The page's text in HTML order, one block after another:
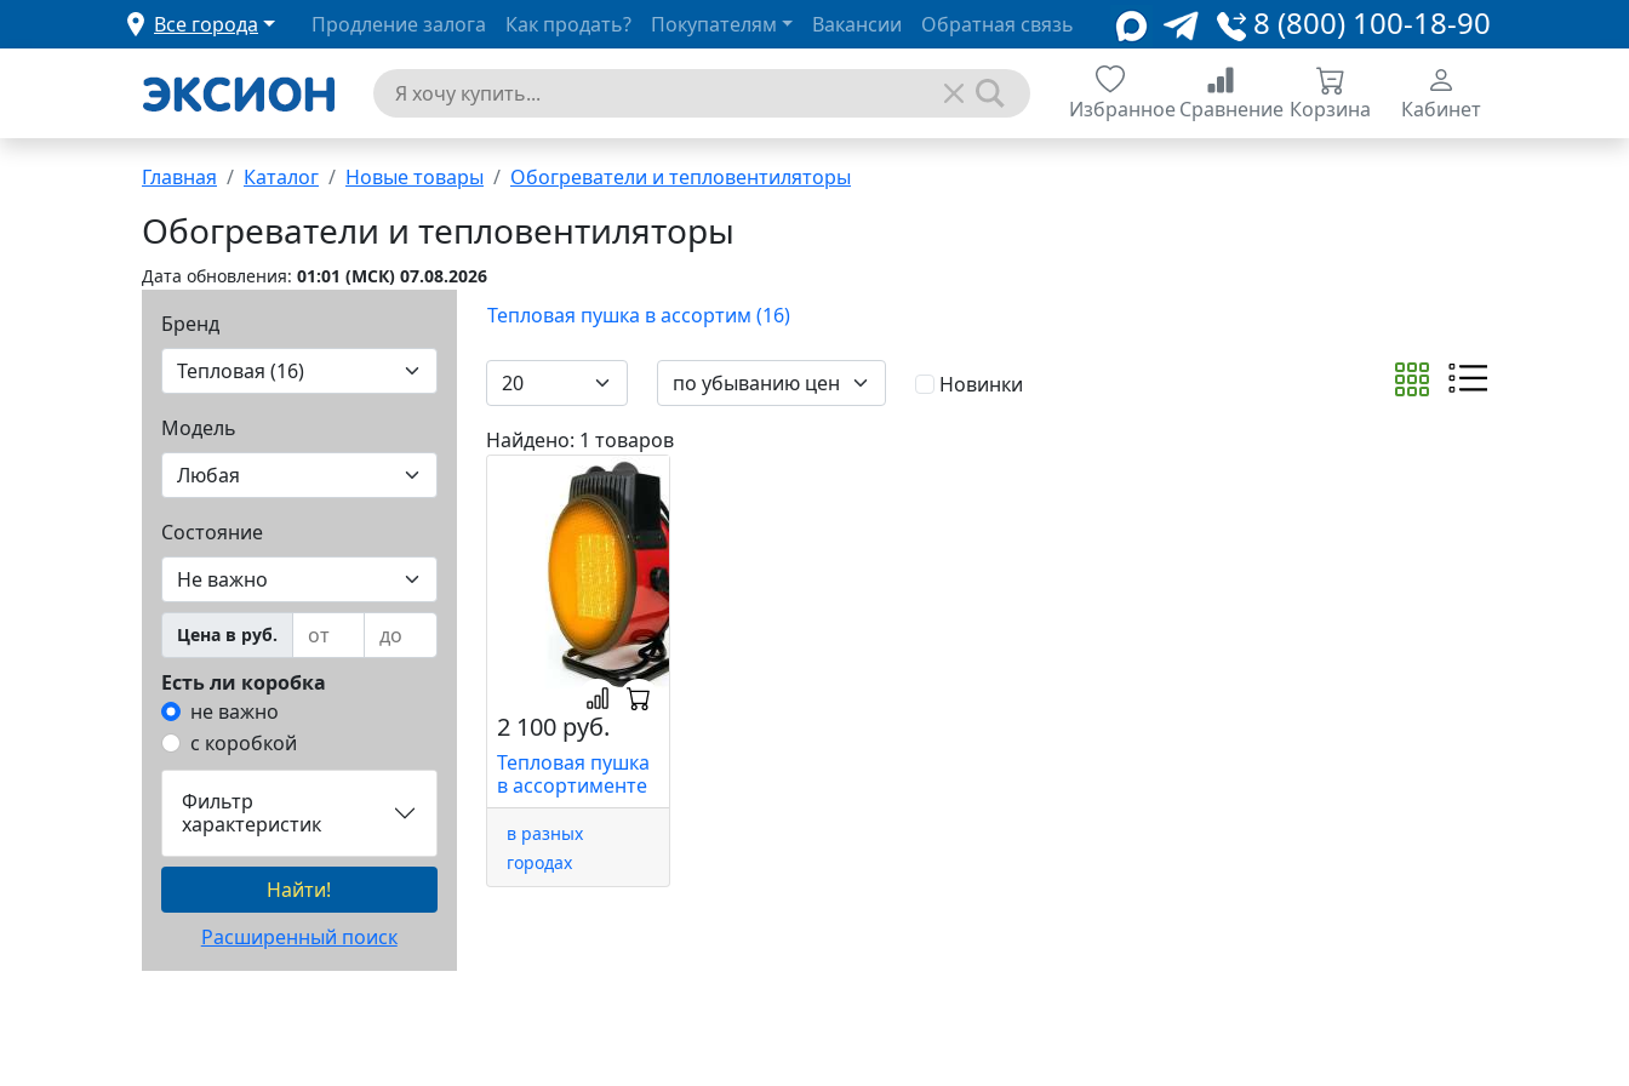
Все города 8 (800) 100-18-90
Продление залога Как продать? Покупателям Вакансии Обратная связь
ИзбранноеСравнение Корзина Кабинет
Главная Каталог Новые товары Обогреватели и тепловентиляторы
Обогреватели и тепловентиляторы
Дата обновления: 01:01 (MCК) 07.08.2026
Бренд
Модель
Состояние
Цена в руб.
Есть ли коробка
не важно
с коробкой
Фильтр
характеристик
Найти!
Расширенный поиск
Тепловая пушка в ассортим (16)
Новинки
Найдено: 1 товаров
2 100 руб.
Тепловая пушка
в ассортименте
в разных
городах